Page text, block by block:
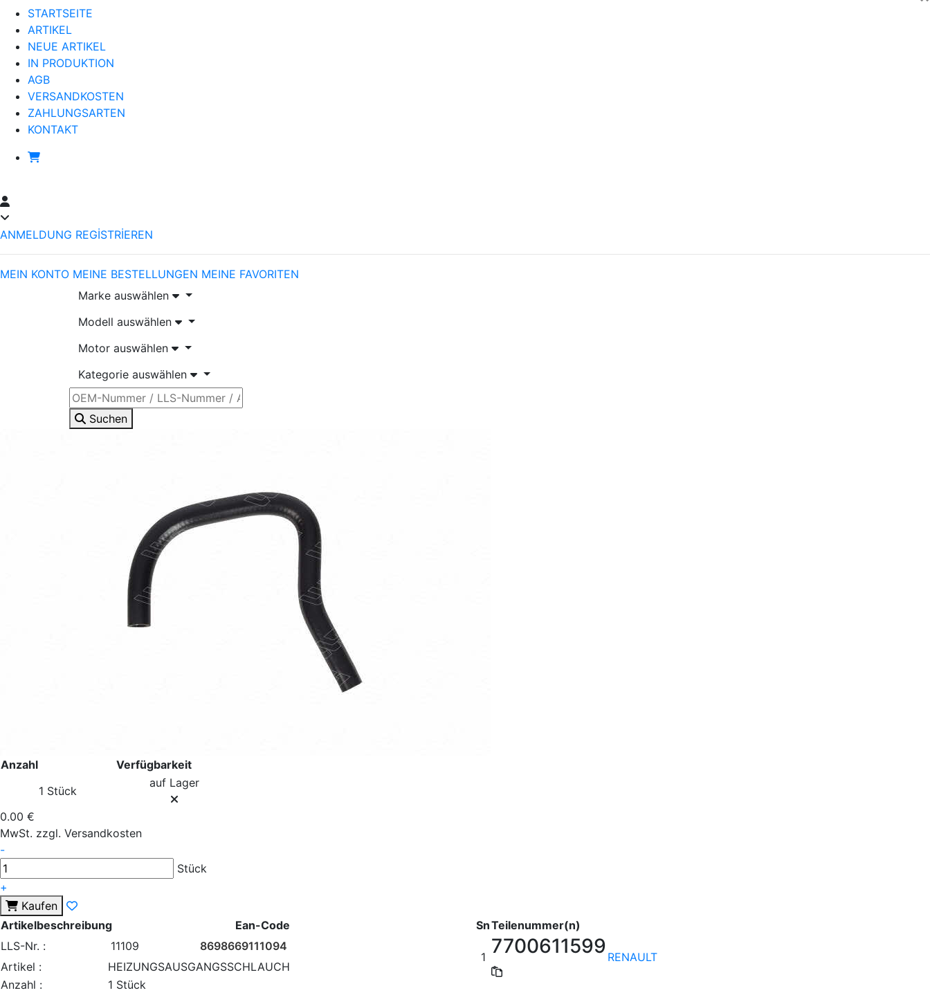
STARTSEITE
ARTIKEL
NEUE ARTIKEL
IN PRODUKTION
AGB
VERSANDKOSTEN
ZAHLUNGSARTEN
KONTAKT
ANMELDUNG REGİSTRİEREN
MEIN KONTO MEINE BESTELLUNGEN MEINE FAVORITEN
Marke auswählen
Modell auswählen
Motor auswählen
Kategorie auswählen
Suchen
Anzahl
Verfügbarkeit
1 Stück
auf Lager
0.00 €
MwSt. zzgl. Versandkosten
-
Stück
+
Kaufen
Artikelbeschreibung
Ean-Code
LLS-Nr. :
11109
8698669111094
Artikel :
HEIZUNGSAUSGANGSSCHLAUCH
Anzahl :
1 Stück
SnTeilenummer(n)
1 7700611599 RENAULT